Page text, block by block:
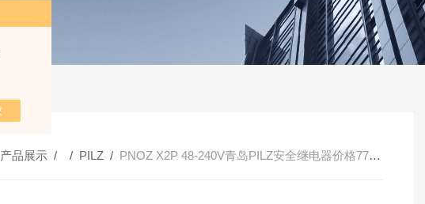
产品展示/ / PILZ/ PNOZ X2P 48-240V青岛PILZ安全继电器价格777307